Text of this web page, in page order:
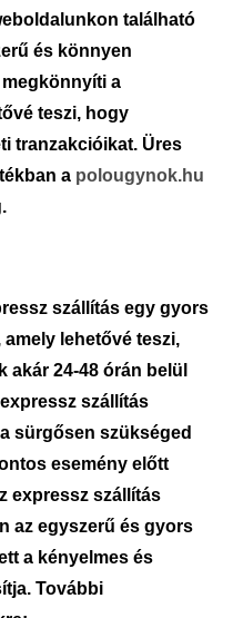
található
és könnyen
a
teszi, hogy
tranzakcióikat. Üres
a polougynok.hu
szállítás egy gyors
lehetővé teszi,
akár 24-48 órán belül
szállítás
sürgősen szükséged
esemény előtt
expressz szállítás
az egyszerű és gyors
a kényelmes és
További